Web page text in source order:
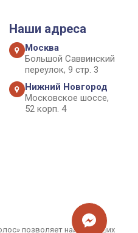
Наши адреса
Москва
Большой Саввинский
переулок, 9 стр. 3
Нижний Новгород
Московское шоссе,
52 корп. 4
позволяет найти лучших